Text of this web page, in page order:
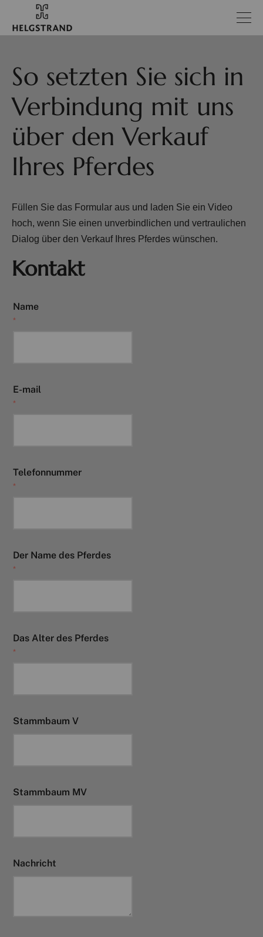
Hengste
Neuigkeiten
So setzten Sie sich in
Verbindung mit uns
über den Verkauf
Ihres Pferdes
Füllen Sie das Formular aus und laden Sie ein Video
hoch, wenn Sie einen unverbindlichen und vertraulichen
Dialog über den Verkauf Ihres Pferdes wünschen.
Kontakt
Name
*
E-mail
*
Telefonnummer
*
Der Name des Pferdes
*
Das Alter des Pferdes
*
Stammbaum V
Stammbaum MV
Nachricht